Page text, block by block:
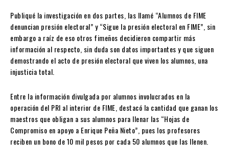
Publiqué la investigación en dos partes, las llamé “Alumnos de FIME
denuncian presión electoral” y “Sigue la presión electoral en FIME”, sin
embargo a raíz de eso otros fimeños decidieron compartir más
información al respecto, sin duda son datos importantes y que siguen
demostrando el acto de presión electoral que viven los alumnos, una
injusticia total.
Entre la información divulgada por alumnos involucrados en la
operación del PRI al interior de FIME, destacó la cantidad que ganan los
maestros que obligan a sus alumnos para llenar las “Hojas de
Compromiso en apoyo a Enrique Peña Nieto”, pues los profesores
reciben un bono de 10 mil pesos por cada 50 alumnos que las llenen.